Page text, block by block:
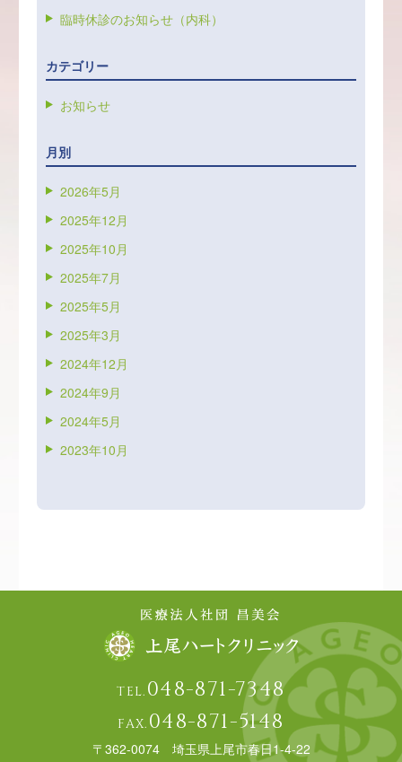
臨時休診のお知らせ（内科）
カテゴリー
お知らせ
月別
2026年5月
2025年12月
2025年10月
2025年7月
2025年5月
2025年3月
2024年12月
2024年9月
2024年5月
2023年10月
TEL. 048-871-7348
FAX. 048-871-5148
〒362-0074 埼玉県上尾市春日1-4-22